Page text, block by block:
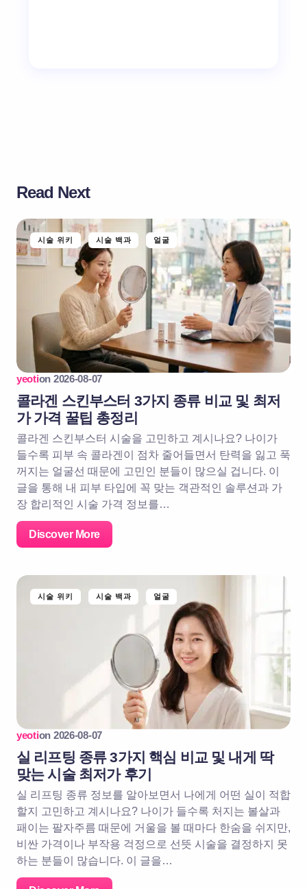
Read Next
시술 위키 시술 백과 얼굴
yeotion 2026-08-07
콜라겐 스킨부스터 3가지 종류 비교 및 최저
가 가격 꿀팁 총정리
콜라겐 스킨부스터 시술을 고민하고 계시나요? 나이가
들수록 피부 속 콜라겐이 점차 줄어들면서 탄력을 잃고 푹
꺼지는 얼굴선 때문에 고민인 분들이 많으실 겁니다. 이
글을 통해 내 피부 타입에 꼭 맞는 객관적인 솔루션과 가
장 합리적인 시술 가격 정보를…
Discover More
시술 위키 시술 백과 얼굴
yeotion 2026-08-07
실 리프팅 종류 3가지 핵심 비교 및 내게 딱
맞는 시술 최저가 후기
실 리프팅 종류 정보를 알아보면서 나에게 어떤 실이 적합
할지 고민하고 계시나요? 나이가 들수록 처지는 볼살과
패이는 팔자주름 때문에 거울을 볼 때마다 한숨을 쉬지만,
비싼 가격이나 부작용 걱정으로 선뜻 시술을 결정하지 못
하는 분들이 많습니다. 이 글을…